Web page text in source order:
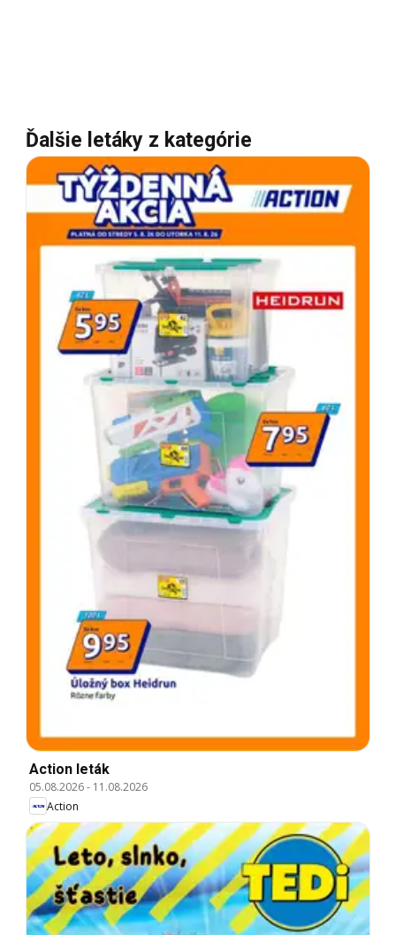
Ďalšie letáky z kategórie
Action leták
05.08.2026- 11.08.2026
Action